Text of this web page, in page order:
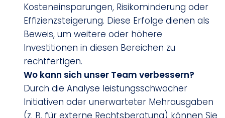
Kosteneinsparungen, Risikominderung oder
Effizienzsteigerung. Diese Erfolge dienen als
Beweis, um weitere oder höhere
Investitionen in diesen Bereichen zu
rechtfertigen.
Wo kann sich unser Team verbessern?
Durch die Analyse leistungsschwacher
Initiativen oder unerwarteter Mehrausgaben
(z. B. für externe Rechtsberatung) können Sie